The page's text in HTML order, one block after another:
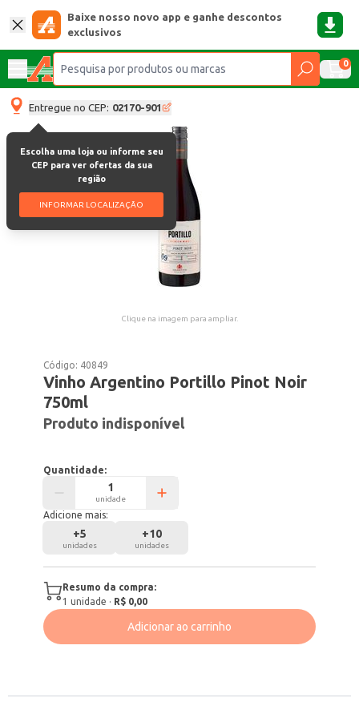
Baixe nosso novo app e ganhe descontos
exclusivos
0
Entregue no CEP: 02170-901
Escolha uma loja ou informe seu
CEP para ver ofertas da sua
região
INFORMAR LOCALIZAÇÃO
Clique na imagem para ampliar.
Código: 40849
Vinho Argentino Portillo Pinot Noir
750ml
Produto indisponível
Quantidade:
unidade
Adicione mais:
+5
unidades
+10
unidades
Resumo da compra:
1 unidade · R$ 0,00
Adicionar ao carrinho